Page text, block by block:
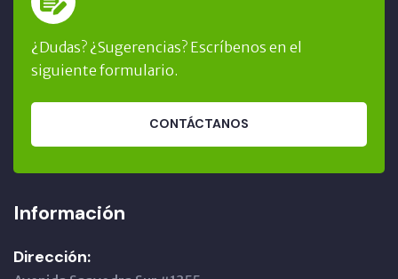
¿Dudas? ¿Sugerencias? Escríbenos en el
siguiente formulario.
CONTÁCTANOS
Información
Dirección: